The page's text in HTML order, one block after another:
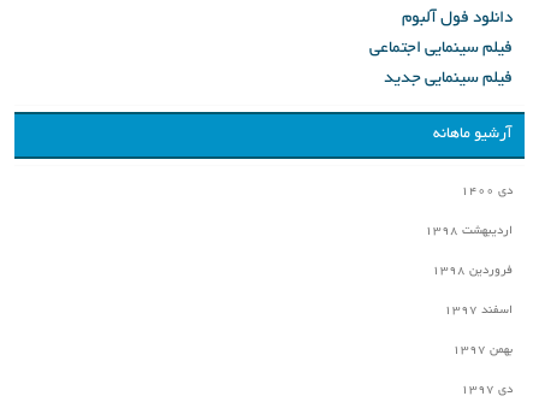
دانلود فول آلبوم
فیلم سینمایی اجتماعی
فیلم سینمایی جدید
آرشیو ماهانه
دی ۱۴۰۰
اردیبهشت ۱۳۹۸
فروردین ۱۳۹۸
اسفند ۱۳۹۷
بهمن ۱۳۹۷
دی ۱۳۹۷